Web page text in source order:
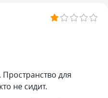
для
не сидит.